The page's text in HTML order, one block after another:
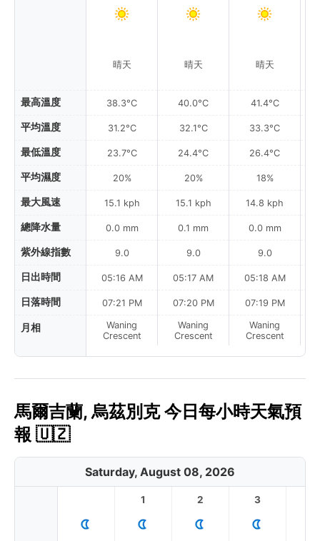
最高溫度
平均溫度
最低溫度
平均濕度
最大風速
總降水量
紫外線指數
日出時間
日落時間
月相
晴天
38.3°C
31.2°C
23.7°C
20%
15.1 kph
0.0 mm
9.0
05:16 AM
07:21 PM
Waning
Crescent
晴天
40.0°C
32.1°C
24.4°C
20%
15.1 kph
0.1 mm
9.0
05:17 AM
07:20 PM
Waning
Crescent
晴天
41.4°C
33.3°C
26.4°C
18%
14.8 kph
0.0 mm
9.0
05:18 AM
07:19 PM
Waning
Crescent
馬爾吉蘭, 烏茲別克 今日每小時天氣預
報 🇺🇿
Saturday, August 08, 2026
1 2 3